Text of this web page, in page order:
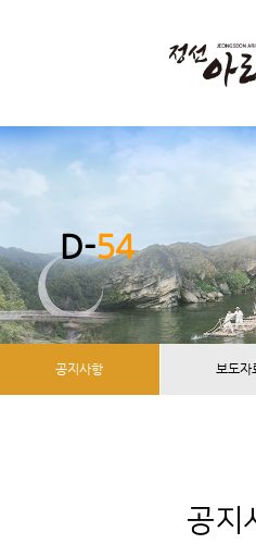
D-54
공지사항 보도자
공지